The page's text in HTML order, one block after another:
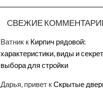
СВЕЖИЕ
Ватникк Кирпич рядовой:
характеристики, виды и
выбора для стройки
Дарья, приветкСкрытые